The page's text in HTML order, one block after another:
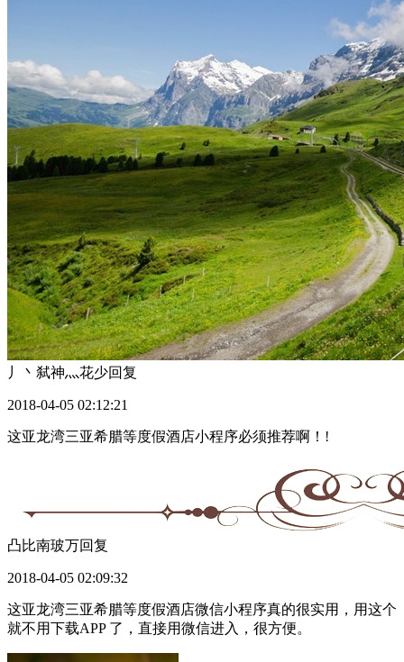
丿丶弑神灬花少回复
2018-04-05 02:12:21
这亚龙湾三亚希腊等度假酒店小程序必须推荐啊！!
凸比南玻万回复
2018-04-05 02:09:32
这亚龙湾三亚希腊等度假酒店微信小程序真的很实用，用这个
就不用下载APP 了，直接用微信进入，很方便。